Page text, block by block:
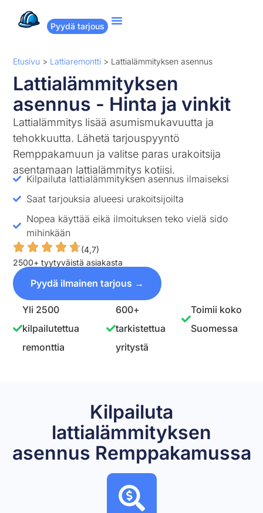
Pyydä tarjous
Etusivu > Lattiaremontti > Lattialämmityksen asennus
Lattialämmityksen
asennus - Hinta ja vinkit
Lattialämmitys lisää asumismukavuutta ja
tehokkuutta. Lähetä tarjouspyyntö
Remppakamuun ja valitse paras urakoitsija
asentamaan lattialämmitys kotiisi.
Kilpailuta lattialämmityksen asennus ilmaiseksi
Saat tarjouksia alueesi urakoitsijoilta
Nopea käyttää eikä ilmoituksen teko vielä sido
mihinkään
(4,7)
2500+ tyytyväistä asiakasta
Pyydä ilmainen tarjous →
Yli 2500
kilpailutettua
remonttia
600+
tarkistettua
yritystä
Toimii koko
Suomessa
Kilpailuta
lattialämmityksen
asennus Remppakamussa